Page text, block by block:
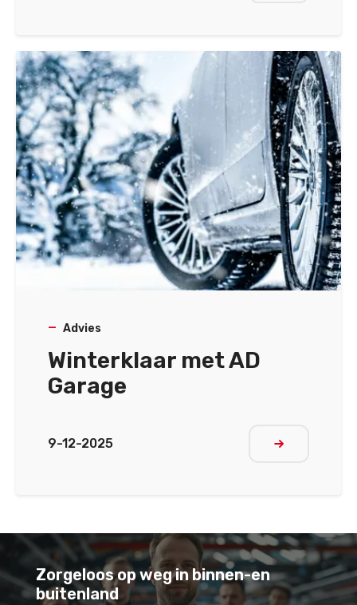
Advies
Winterklaar met AD
Garage
9-12-2025
Meer lezen
Zorgeloos op weg in binnen-en
buitenland